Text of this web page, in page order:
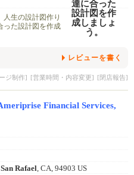
人生の設計図作り
った設計図を作成
レビューを書く
ジ制作] [営業時間・内容変更] [閉店報告]
Financial Services,
San Rafael, CA, 94903 US